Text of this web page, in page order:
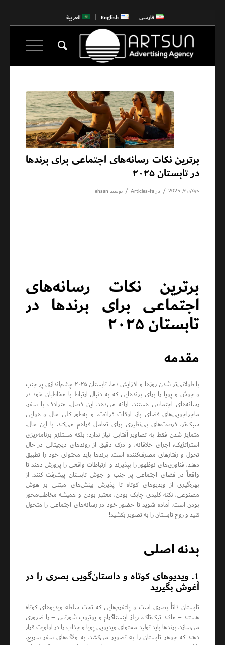
فارسی English العربية
برترین نکات رسانه‌های اجتماعی برای برندها
در تابستان ۲۰۲۵
جولای 9, 2025 / درArticles-fa
/ توسط ehsan
برترین نکات رسانه‌های
اجتماعی برای برندها در
تابستان ۲۰۲۵
مقدمه
با طولانی‌تر شدن روزها و افزایش دما، تابستان ۲۰۲۵ چشم‌اندازی پر جنب
و جوش و پویا را برای برندهایی که به دنبال ارتباط با مخاطبان خود در
رسانه‌های اجتماعی هستند، ارائه می‌دهد. این فصل، مترادف با سفر،
ماجراجویی‌های فضای باز، اوقات فراغت، و به‌طور کلی حال و هوایی
سبک‌تر، فرصت‌های بی‌نظیری برای تعامل فراهم می‌کند. با این حال،
متمایز شدن فقط به تصاویر آفتابی نیاز ندارد؛ بلکه مستلزم برنامه‌ریزی
استراتژیک، اجرای خلاقانه، و درک دقیق از روندهای دیجیتالی در حال
تحول و رفتارهای مصرف‌کننده است. برندها باید محتوای خود را تطبیق
دهند، فناوری‌های نوظهور را بپذیرند و ارتباطات واقعی را پرورش دهند تا
واقعاً در فضای اجتماعی پر جنب و جوش تابستان پیشرفت کنند. از
بهره‌گیری از ویدیوهای کوتاه تا پذیرش بینش‌های مبتنی بر هوش
مصنوعی، نکته کلیدی چابک بودن، معتبر بودن و همیشه مخاطب‌محور
بودن است. آماده شوید تا حضور خود در رسانه‌های اجتماعی را متحول
کنید و روح تابستان را به تصویر بکشید!
بدنه اصلی
۱. ویدیوهای کوتاه و داستان‌گویی بصری را در
آغوش بگیرید
تابستان ذاتاً بصری است و پلتفرم‌هایی که تحت سلطه ویدیوهای کوتاه
هستند – مانند تیک‌تاک، ریلز اینستاگرام و یوتیوب شورتس – را ضروری
می‌سازد. برندها باید تولید محتوای ویدیویی پویا و جذاب را در اولویت قرار
دهند که جوهر تابستان را به تصویر می‌کشد. به ولاگ‌های سفر سریع،